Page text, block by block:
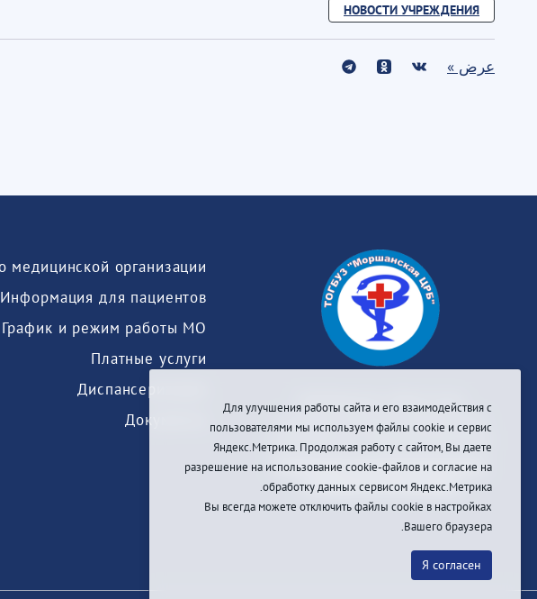
НОВОСТИ УЧРЕЖДЕНИЯ
عرض »
Тамбовское областное
государственное бюджетное
учреждение здравоохранения
«МОРШАНСКАЯ ЦЕНТРАЛЬНАЯ
РАЙОННАЯ БОЛЬНИЦА»
Информация для пациентов
График и режим работы МО
Платные услуги
Диспансеризация
Документы
Для улучшения работы сайта и его взаимодействия с
пользователями мы используем файлы cookie и сервис
Яндекс.Метрика. Продолжая работу с сайтом, Вы даете
разрешение на использование cookie-файлов и согласие на
обработку данных сервисом Яндекс.Метрика.
Вы всегда можете отключить файлы cookie в настройках
Вашего браузера.
Я согласен